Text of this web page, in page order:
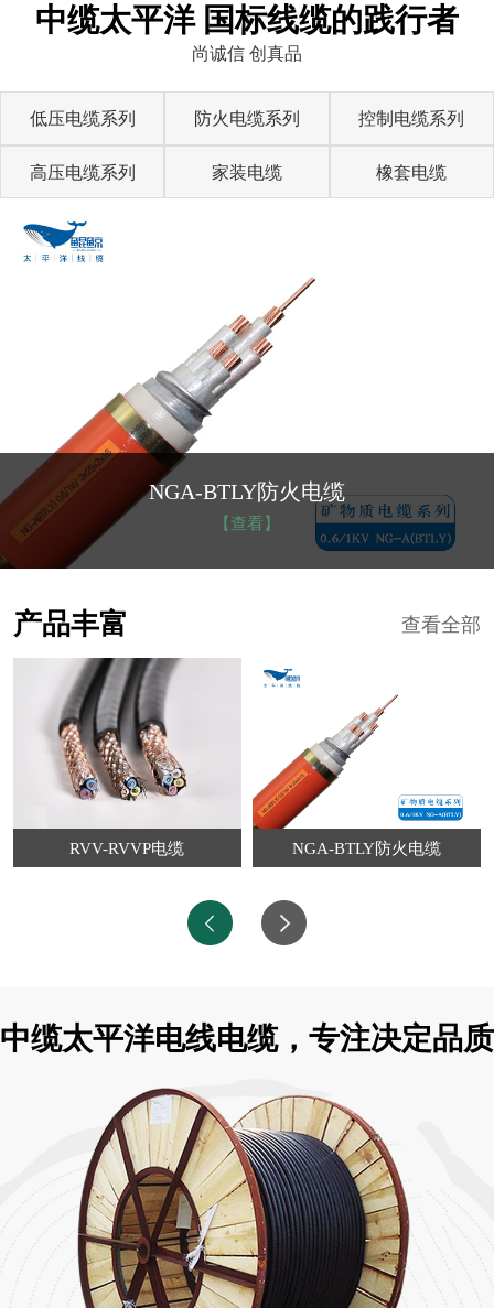
中缆太平洋 国标线缆的践行者
尚诚信 创真品
低压电缆系列 防火电缆系列 控制电缆系列
高压电缆系列 家装电缆 橡套电缆
NGA-BTLY防火电缆
【查看】
查看全部
产品丰富
RVV-RVVP电缆 NGA-BTLY防火电缆
中缆太平洋电线电缆，专注决定品质